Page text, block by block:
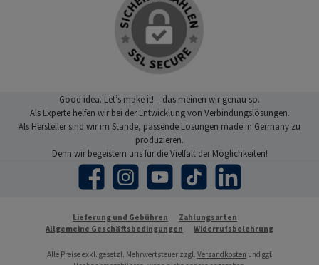
Good idea. Let’s make it! – das meinen wir genau so.
Als Experte helfen wir bei der Entwicklung von Verbindungslösungen.
Als Hersteller sind wir im Stande, passende Lösungen made in Germany zu
produzieren.
Denn wir begeistern uns für die Vielfalt der Möglichkeiten!
Facebook Instagram YouTube TikTok LinkedIn
Lieferung und Gebühren
Zahlungsarten
Allgemeine Geschäftsbedingungen
Widerrufsbelehrung
Alle Preise exkl. gesetzl. Mehrwertsteuer zzgl. Versandkosten und ggf.